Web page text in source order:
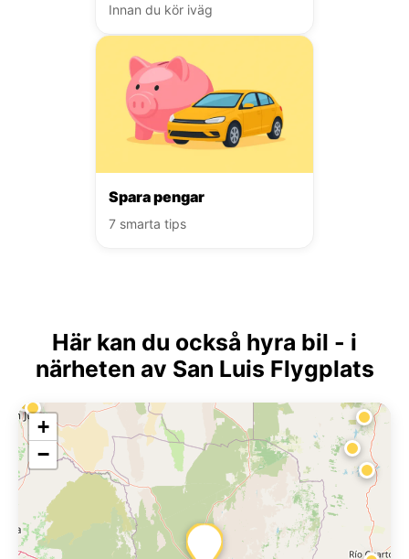
Innan du kör iväg
Spara pengar
7 smarta tips
Här kan du också hyra bil - i
närheten av San Luis Flygplats
+
−